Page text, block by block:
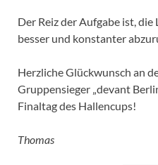
Der Reiz der Aufgabe ist,
besser und konstanter
Herzliche Glückwunsch an
Gruppensieger „devant
Finaltag des Hallencups!
Thomas